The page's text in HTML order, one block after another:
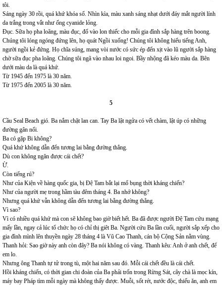
tôi.
Sáng ngày 30 rồi, quá khứ khóa sổ. Nhìn kìa, màu xanh sáng nhạt dưới đáy mắt người lính
da trắng trong vắt như ống cyanide lỏng.
Đục. Sữa họ pha loãng, màu đục, đổ vào lon thiếc cho mỗi gia đình sắp hàng trên boong.
Chúng tôi lóng ngóng đứng lên, họ quát Ngồi xuống! Chúng tôi không hiểu tiếng Anh,
người ngồi kẻ đứng. Họ chĩa súng, mang vòi nước có sức ép đến xịt vào lũ người sắp hàng
chờ sữa đục pha loãng. Chúng tôi ngã vào nhau loi ngoi. Bầy nhộng đã kéo màu da. Bên
dưới màu da là quá khứ.
Từ 1945 đến 1975 là 30 năm.
Từ 1975 đến 2005 là 30 năm.
5
Cầu Seal Beach gió. Ba nắm chặt lan can. Tay Ba lật ngửa có vết chàm, lật úp có những
đường gân nổi.
Ba có gặp Bi không?
Quá khứ không dẫn đến tương lai bằng đường thẳng.
Dù con không ngăn được cái chết?
Ừ.
Còn tiếng rú?
Như của Kiện về hàng quốc gia, bị Đệ Tam bắt lại mổ bụng thời kháng chiến?
Như của người mẹ trong hầm tàu đêm tháng 4. Ba nhớ không?
Nhưng quá khứ vẫn không dẫn đến tương lai bằng đường thẳng.
Vì sao?
Vì có nhiều quá khứ mà con sẽ không bao giờ biết hết. Ba đã được người Đệ Tam cứu mạng
mấy lần, ngay cả lúc tổ chức họ có chỉ thị giêt Ba. Người cứu Ba lần cuối, người sắp xếp cho
gia đình mình lên thuyền ngày 28 tháng 4 là Vũ Cao Thanh, cán bộ Cộng Sản nằm vùng.
Thanh hỏi: Sao giờ này anh còn đây? Ba nói không có vàng. Thanh kêu: Anh ở anh chết, để
em lo.
Nhưng ông Thanh tự tử trong tù, một hai năm sau đó. Mỗi cái chết đều là cái chết.
Hồi kháng chiến, có thời gian chi đoàn của Ba phải trốn trong Rừng Sát, cây chà là mọc kín,
máy bay Pháp tìm mỗi ngày mà không thấy được. Muỗi, sốt rét, nước độc, thiếu ăn, anh em